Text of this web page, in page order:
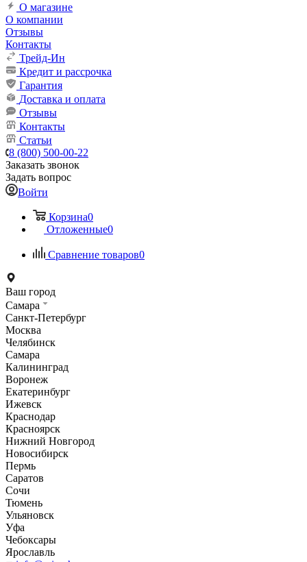
О магазине
О компании
Отзывы
Контакты
Трейд-Ин
Кредит и рассрочка
Гарантия
Доставка и оплата
Отзывы
Контакты
Статьи
8 (800) 500-00-22
Заказать звонок
Задать вопрос
Войти
Корзина0
Отложенные0
Сравнение товаров0
Ваш город
Самара
Санкт-Петербург
Москва
Челябинск
Самара
Калининград
Воронеж
Екатеринбург
Ижевск
Краснодар
Красноярск
Нижний Новгород
Новосибирск
Пермь
Саратов
Сочи
Тюмень
Ульяновск
Уфа
Чебоксары
Ярославль